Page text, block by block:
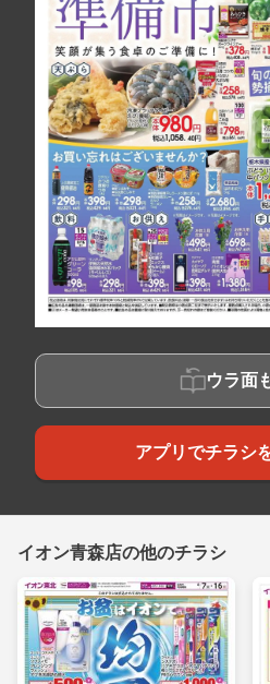
ウラ面
アプリでチラシ
イオン青森店の他のチラシ